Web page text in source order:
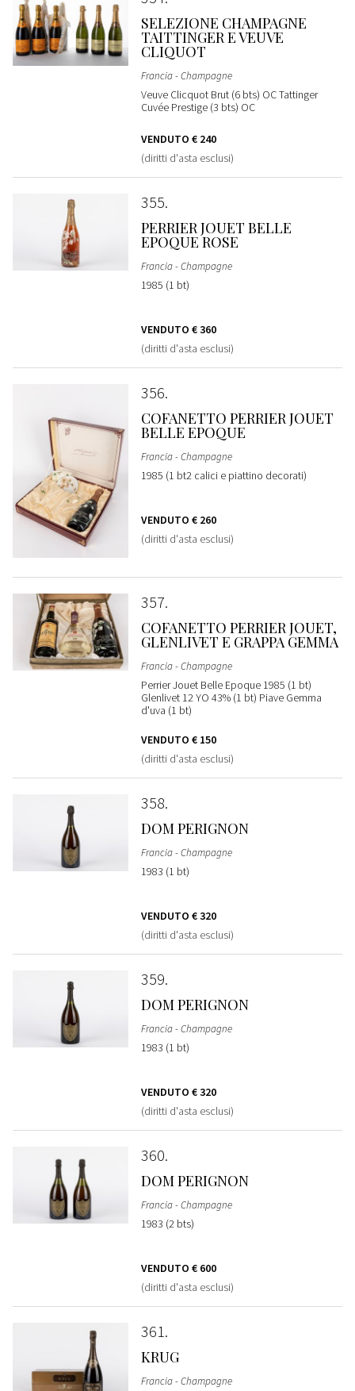
SELEZIONE CHAMPAGNE
TAITTINGER E VEUVE
CLIQUOT
Francia - Champagne
Veuve Clicquot Brut (6 bts) OC Tattinger
Cuvée Prestige (3 bts) OC
VENDUTO € 240
(diritti d'asta esclusi)
355
PERRIER JOUET BELLE
EPOQUE ROSE
Francia - Champagne
1985 (1 bt)
VENDUTO € 360
(diritti d'asta esclusi)
356
COFANETTO PERRIER JOUET
BELLE EPOQUE
Francia - Champagne
1985 (1 bt2 calici e piattino decorati)
VENDUTO € 260
(diritti d'asta esclusi)
357
COFANETTO PERRIER JOUET,
GLENLIVET E GRAPPA GEMMA
Francia - Champagne
Perrier Jouet Belle Epoque 1985 (1 bt)
Glenlivet 12 YO 43% (1 bt) Piave Gemma
d'uva (1 bt)
VENDUTO € 150
(diritti d'asta esclusi)
358
DOM PERIGNON
Francia - Champagne
1983 (1 bt)
VENDUTO € 320
(diritti d'asta esclusi)
359
DOM PERIGNON
Francia - Champagne
1983 (1 bt)
VENDUTO € 320
(diritti d'asta esclusi)
360
DOM PERIGNON
Francia - Champagne
1983 (2 bts)
VENDUTO € 600
(diritti d'asta esclusi)
361
KRUG
Francia - Champagne